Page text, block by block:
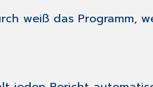
weiß das Programm,